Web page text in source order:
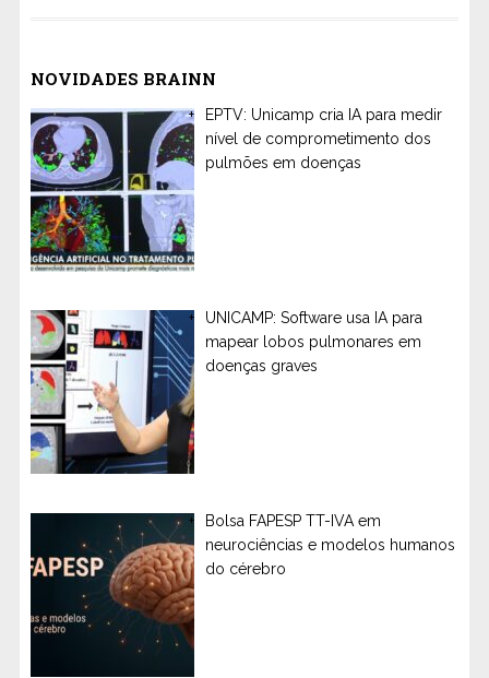
NOVIDADES BRAINN
EPTV: Unicamp cria IA para medir
nível de comprometimento dos
pulmões em doenças
UNICAMP: Software usa IA para
mapear lobos pulmonares em
doenças graves
Bolsa FAPESP TT-IVA em
neurociências e modelos humanos
do cérebro